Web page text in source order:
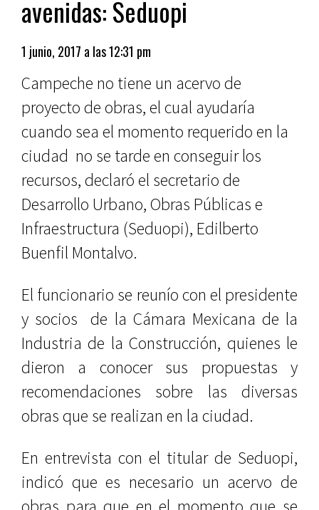
avenidas: Seduopi
1 junio, 2017 a las 12:31 pm
Campeche no tiene un acervo de
proyecto de obras, el cual ayudaría
cuando sea el momento requerido en la
ciudad no se tarde en conseguir los
recursos, declaró el secretario de
Desarrollo Urbano, Obras Públicas e
Infraestructura (Seduopi), Edilberto
Buenfil Montalvo.
El funcionario se reunío con el presidente
y socios de la Cámara Mexicana de la
Industria de la Construcción, quienes le
dieron a conocer sus propuestas y
recomendaciones sobre las diversas
obras que se realizan en la ciudad.
En entrevista con el titular de Seduopi,
indicó que es necesario un acervo de